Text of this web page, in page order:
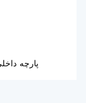
پارچه